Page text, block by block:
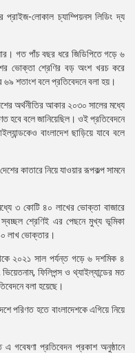
প্রাইজ-লোকাল চ্যাম্পিয়নস লিডিং দ্য
গত পাঁচ বছর ধরে জিডিপিতে গড়ে ৬
ভোক্তা শ্রেণির বড় অংশ খরচ করে
৬৯ শতাংশ বলে প্রতিবেদনে বলা হয়।
অর্থনীতির আকার ২০৩০ সালের মধ্যে
হবে বলে জানিয়েছিল। ওই প্রতিবেদনে
বাংলাদেশ ছাড়িয়ে যাবে বলে
কাতারে নিয়ে যাওয়ার রূপকল্প সামনে
৩ কোটি ৪০ লাখের ভোক্তা বাজারে
শ্রেণিই এর পেছনে মুখ্য ভূমিকা
লাখ ভোক্তার।
২০২১ সাল পর্যন্ত গড়ে ৬ দশমিক ৪
ফিলিপন্স ও থ্যাইল্যান্ডের মত
বলা হয়েছে।
পরিণত হতে বাংলাদেশকে এগিয়ে নিয়ে
এ গবেষণা প্রতিবেদন প্রকাশ অনুষ্ঠানে